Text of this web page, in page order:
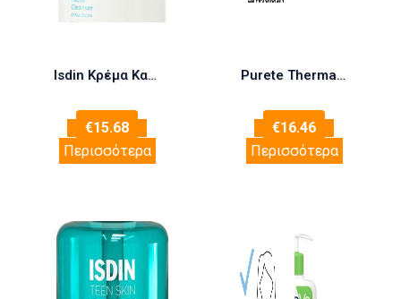
Isdin Κρέμα Καθαρισμού Acniben Rx για Λιπαρές Επιδερμίδες 200ml
€15.68
Περισσότερα
Purete Thermale Mineral Micellar Water 400ml -Ευαίσθητη Επιδερμίδα
€16.46
Περισσότερα